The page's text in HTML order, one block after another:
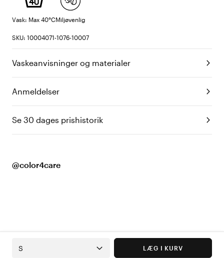
Vask: Max 40°CMiljøvenlig
SKU: 10004071-1076-10007
Vaskeanvisninger og materialer
Anmeldelser
Se 30 dages prishistorik
@color4care
S LÆG I KURV